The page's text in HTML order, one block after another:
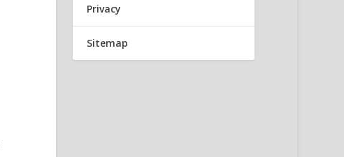
Privacy
Sitemap